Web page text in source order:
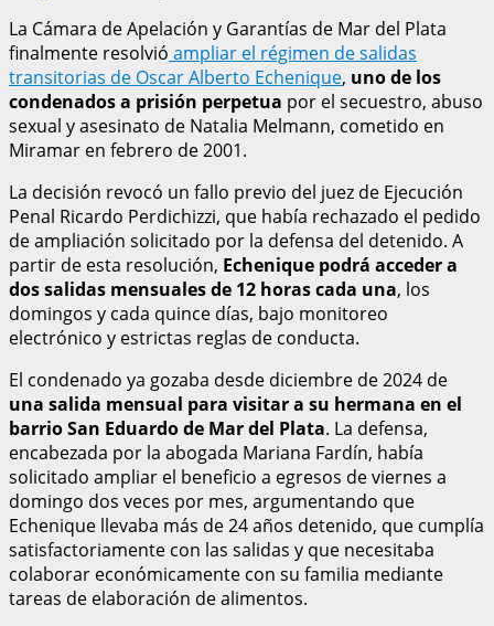
La Cámara de Apelación y Garantías de Mar del Plata
finalmente resolvió ampliar el régimen de salidas
transitorias de Oscar Alberto Echenique, uno de los
condenados a prisión perpetua por el secuestro, abuso
sexual y asesinato de Natalia Melmann, cometido en
Miramar en febrero de 2001.
La decisión revocó un fallo previo del juez de Ejecución
Penal Ricardo Perdichizzi, que había rechazado el pedido
de ampliación solicitado por la defensa del detenido. A
partir de esta resolución, Echenique podrá acceder a
dos salidas mensuales de 12 horas cada una, los
domingos y cada quince días, bajo monitoreo
electrónico y estrictas reglas de conducta.
El condenado ya gozaba desde diciembre de 2024 de
una salida mensual para visitar a su hermana en el
barrio San Eduardo de Mar del Plata. La defensa,
encabezada por la abogada Mariana Fardín, había
solicitado ampliar el beneficio a egresos de viernes a
domingo dos veces por mes, argumentando que
Echenique llevaba más de 24 años detenido, que cumplía
satisfactoriamente con las salidas y que necesitaba
colaborar económicamente con su familia mediante
tareas de elaboración de alimentos.